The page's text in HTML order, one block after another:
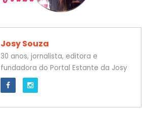
Josy Souza
30 anos, jornalista, editora e
fundadora do Portal Estante da Josy